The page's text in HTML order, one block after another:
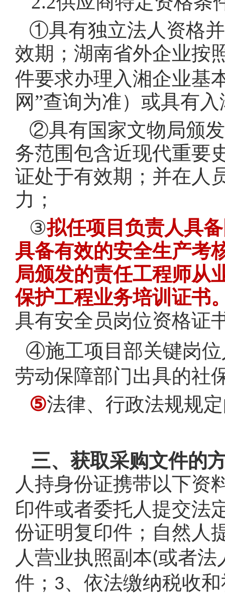
①具有独立法人资格
效期；湖南省外企业按
件要求办理入湘企业基
网”查询为准）或具有
②具有国家文物局颁
务范围包含近现代重要
证处于有效期；并在人
力；
③拟任项目负责人具
具备有效的安全生产考
局颁发的责任工程师从
保护工程业务培训证书
具有安全员岗位资格证
④施工项目部关键岗位
劳动保障部门出具的社
⑤法律、行政法规规
三、获取采购文件的
人持身份证携带以下资
印件或者委托人提交法
份证明复印件；自然人
人营业执照副本(或者法
件； 3、依法缴纳税收